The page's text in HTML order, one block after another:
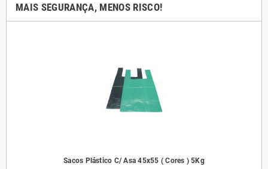
MAIS SEGURANÇA, MENOS RISCO!
Sacos Plástico C/ Asa 45x55 ( Cores ) 5Kg